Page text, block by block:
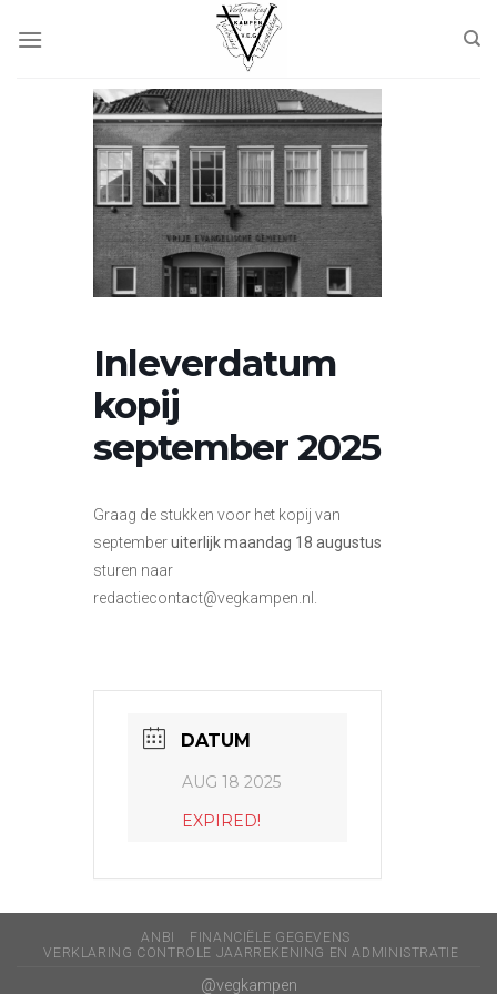
Inleverdatum
kopij
september 2025
Graag de stukken voor het kopij van
septemberuiterlijk maandag 18 augustus
sturen naar
redactiecontact@vegkampen.nl.
DATUM
AUG 18 2025
EXPIRED!
ANBI
FINANCIËLE GEGEVENS
VERKLARING CONTROLE JAARREKENING EN ADMINISTRATIE
@vegkampen